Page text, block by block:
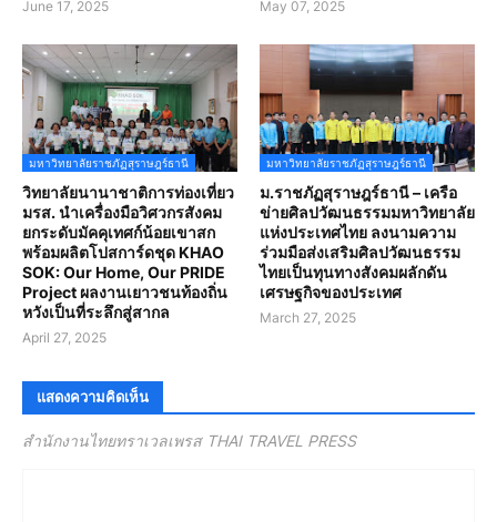
June 17, 2025 May 07, 2025
มหาวิทยาลัยราชภัฏสุราษฎร์ธานี
วิทยาลัยนานาชาติการท่องเที่ยว
มรส. นำเครื่องมือวิศวกรสังคม
ยกระดับมัคคุเทศก์น้อยเขาสก
พร้อมผลิตโปสการ์ดชุด KHAO
SOK: Our Home, Our PRIDE
Project ผลงานเยาวชนท้องถิ่น
หวังเป็นที่ระลึกสู่สากล
April 27, 2025
มหาวิทยาลัยราชภัฏสุราษฎร์ธานี
ม.ราชภัฏสุราษฎร์ธานี – เครือ
ข่ายศิลปวัฒนธรรมมหาวิทยาลัย
แห่งประเทศไทย ลงนามความ
ร่วมมือส่งเสริมศิลปวัฒนธรรม
ไทยเป็นทุนทางสังคมผลักดัน
เศรษฐกิจของประเทศ
March 27, 2025
แสดงความคิดเห็น
สำนักงานไทยทราเวลเพรส THAI TRAVEL PRESS